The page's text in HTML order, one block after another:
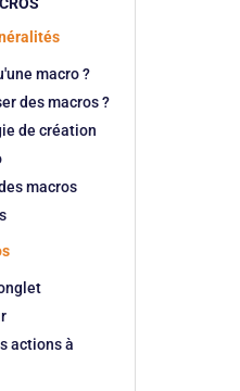
macro ?
des macros ?
de création
macros
actions à